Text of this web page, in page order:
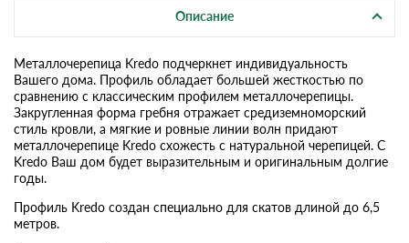
Описание
Металлочерепица Kredo подчеркнет индивидуальность
Вашего дома. Профиль обладает большей жесткостью по
сравнению с классическим профилем металлочерепицы.
Закругленная форма гребня отражает средиземноморский
стиль кровли, а мягкие и ровные линии волн придают
металлочерепице Kredo схожесть с натуральной черепицей. С
Kredo Ваш дом будет выразительным и оригинальным долгие
годы.
Профиль Kredo создан специально для скатов длиной до 6,5
метров.